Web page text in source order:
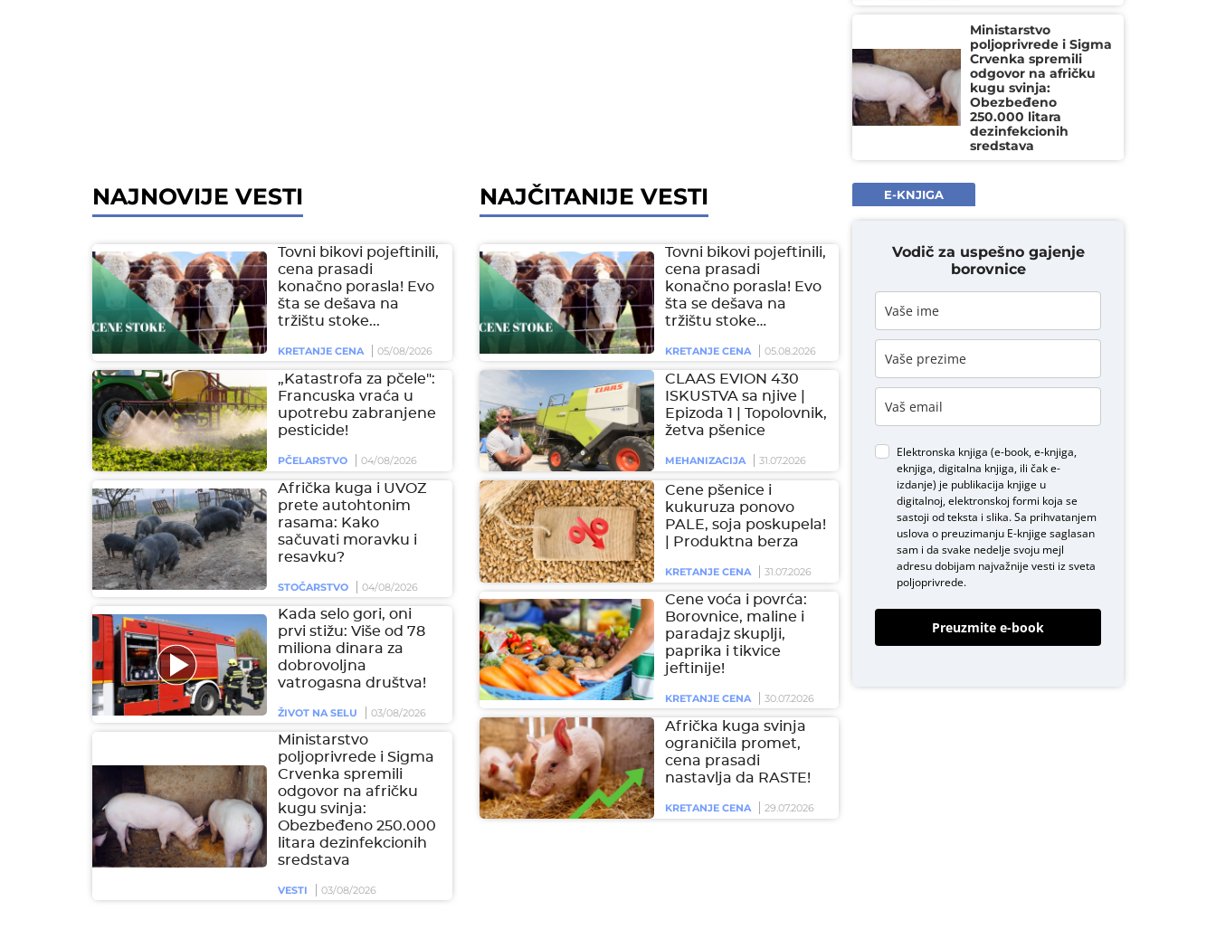
Ministarstvo
poljoprivrede i Sigma
Crvenka spremili
odgovor na afričku
kugu svinja:
Obezbeđeno
250.000 litara
dezinfekcionih
sredstava
NAJNOVIJE VESTI
Tovni bikovi pojeftinili,
cena prasadi
konačno porasla! Evo
šta se dešava na
tržištu stoke...
KRETANJE CENA 05/08/2026
„Katastrofa za pčele":
Francuska vraća u
upotrebu zabranjene
pesticide!
PČELARSTVO 04/08/2026
Afrička kuga i UVOZ
prete autohtonim
rasama: Kako
sačuvati moravku i
resavku?
STOČARSTVO 04/08/2026
Kada selo gori, oni
prvi stižu: Više od 78
miliona dinara za
dobrovoljna
vatrogasna društva!
ŽIVOT NA SELU 03/08/2026
Ministarstvo
poljoprivrede i Sigma
Crvenka spremili
odgovor na afričku
kugu svinja:
Obezbeđeno 250.000
litara dezinfekcionih
sredstava
VESTI 03/08/2026
NAJČITANIJE VESTI
Tovni bikovi pojeftinili,
cena prasadi
konačno porasla! Evo
šta se dešava na
tržištu stoke…
KRETANJE CENA 05.08.2026
CLAAS EVION 430
ISKUSTVA sa njive |
Epizoda 1 | Topolovnik,
žetva pšenice
MEHANIZACIJA 31.07.2026
Cene pšenice i
kukuruza ponovo
PALE, soja poskupela!
| Produktna berza
KRETANJE CENA 31.07.2026
Cene voća i povrća:
Borovnice, maline i
paradajz skuplji,
paprika i tikvice
jeftinije!
KRETANJE CENA 30.07.2026
Afrička kuga svinja
ograničila promet,
cena prasadi
nastavlja da RASTE!
KRETANJE CENA 29.07.2026
E-KNJIGA
Vodič za uspešno gajenje
borovnice
Elektronska knjiga (e-book, e-knjiga,
eknjiga, digitalna knjiga, ili čak e-
izdanje) je publikacija knjige u
digitalnoj, elektronskoj formi koja se
sastoji od teksta i slika. Sa prihvatanjem
uslova o preuzimanju E-knjigesaglasan
sam i da svake nedelje svoju mejl
adresu dobijam najvažnije vesti iz sveta
poljoprivrede.
Preuzmite e-book